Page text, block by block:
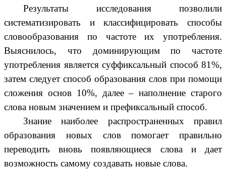
Результаты исследования позволили
систематизировать и классифицировать способы
словообразования по частоте их употребления.
Выяснилось, что доминирующим по частоте
употребления является суффиксальный способ 81%,
затем следует способ образования слов при помощи
сложения основ 10%, далее – наполнение старого
слова новым значением и префиксальный способ.
Знание наиболее распространенных правил
образования новых слов помогает правильно
переводить вновь появляющиеся слова и дает
возможность самому создавать новые слова.